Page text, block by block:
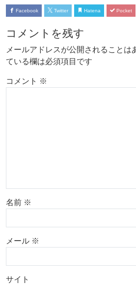
Facebook Twitter Hatena Pocket
コメントを残す
メールアドレスが公開されることは
ている欄は必須項目です
コメント ※
名前 ※
メール ※
サイト